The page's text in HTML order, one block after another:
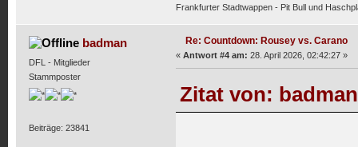
Frankfurter Stadtwappen - Pit Bull und
badman
DFL - Mitglieder
Stammposter
Beiträge: 23841
Re: Countdown: Rousey vs. Carano
« Antwort #4 am: 28. April 2026, 02:42:27 »
Zitat von: